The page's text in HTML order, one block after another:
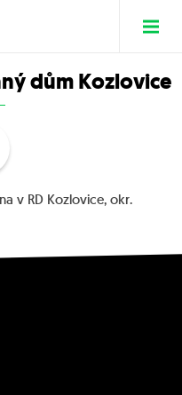
dům Kozlovice
v RD Kozlovice, okr.